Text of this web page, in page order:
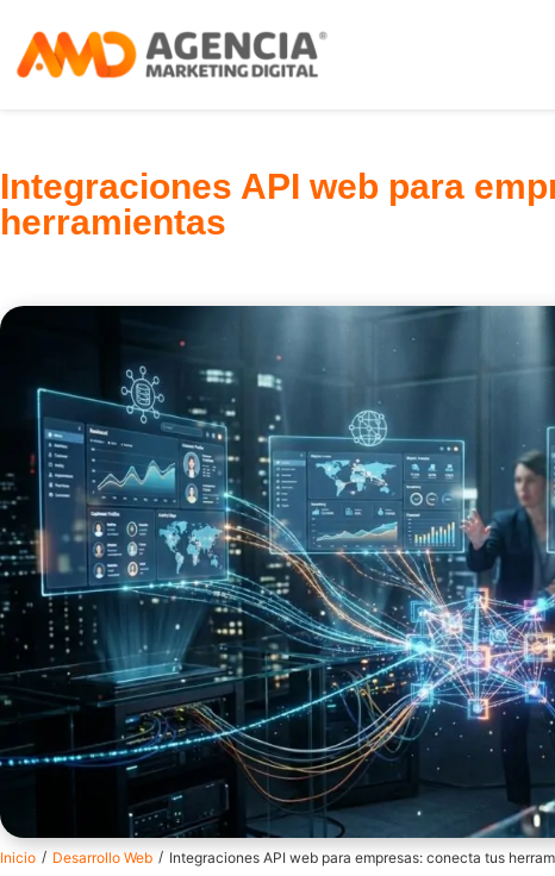
Integraciones API web para
herramientas
Inicio / Desarrollo Web / Integraciones API web para empresas: conecta tus